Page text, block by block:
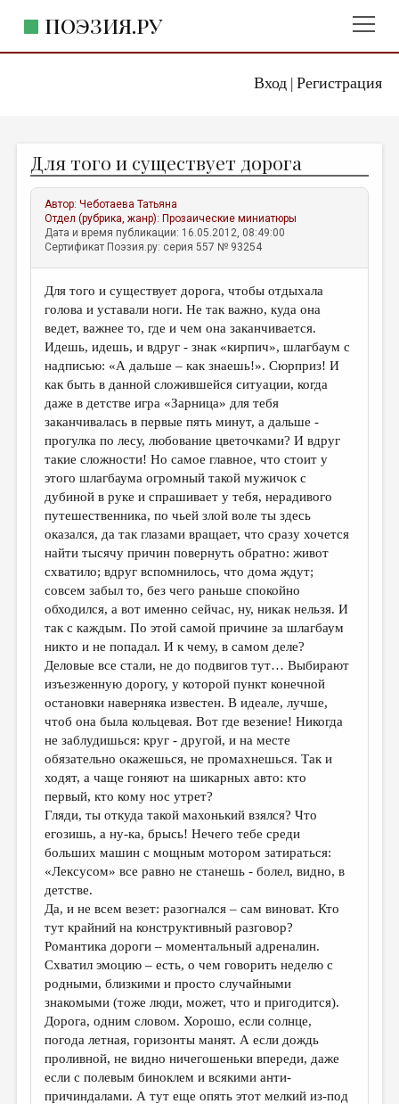
Вход| Регистрация
ПОЭЗИЯ.РУ
ЖАНРЫ
АВТОРЫ
КОММЕНТАРИИ
ЛИТСАЛОН
НОВОСТИ
ПРАВИЛА САЙТА
ОТДЕЛЫ И РУБРИКИ
ИЗБРАННОЕ
ДАЙДЖЕСТ
ПРОИЗВЕДЕНИЯ
ПЕРЕВОДЫ
КОНКУРСЫ
ДЕТСКАЯ КОМНАТА
КНИЖНАЯ ПОЛКА
ОБЗОР ЛИТЕРАТУРЫ
СТРАНИЦЫ ПАМЯТИ
ОБЪЯВЛЕНИЯ
КОЛОНКА РЕДАКТОРА
РЕДКОЛЛЕГИЯ
ОТ РЕДАКЦИИ
МАЛАЯ ПРОЗА
ЭССЕИСТИКА
ЛИТЕРАТУРОВЕДЕНИЕ
КУЛЬТУРОВЕДЕНИЕ
ПУБЛИЦИСТИКА
РЕЦЕНЗИРОВАНИЕ
ЦИКЛЫ ПУБЛИКАЦИЙ
ТРЕДИАКОВСКИЙ
МЕДИА
ВКОНТАКТЕ
Для того и существует дорога
Автор:Чеботаева Татьяна
Отдел (рубрика, жанр): Прозаические миниатюры
Дата и время публикации: 16.05.2012, 08:49:00
Сертификат Поэзия.ру: серия 557 № 93254
Для того и существует дорога, чтобы отдыхала
голова и уставали ноги. Не так важно, куда она
ведет, важнее то, где и чем она заканчивается.
Идешь, идешь, и вдруг - знак «кирпич», шлагбаум с
надписью: «А дальше – как знаешь!». Сюрприз! И
как быть в данной сложившейся ситуации, когда
даже в детстве игра «Зарница» для тебя
заканчивалась в первые пять минут, а дальше -
прогулка по лесу, любование цветочками? И вдруг
такие сложности! Но самое главное, что стоит у
этого шлагбаума огромный такой мужичок с
дубиной в руке и спрашивает у тебя, нерадивого
путешественника, по чьей злой воле ты здесь
оказался, да так глазами вращает, что сразу хочется
найти тысячу причин повернуть обратно: живот
схватило; вдруг вспомнилось, что дома ждут;
совсем забыл то, без чего раньше спокойно
обходился, а вот именно сейчас, ну, никак нельзя. И
так с каждым. По этой самой причине за шлагбаум
никто и не попадал. И к чему, в самом деле?
Деловые все стали, не до подвигов тут… Выбирают
изъезженную дорогу, у которой пункт конечной
остановки наверняка известен. В идеале, лучше,
чтоб она была кольцевая. Вот где везение! Никогда
не заблудишься: круг - другой, и на месте
обязательно окажешься, не промахнешься. Так и
ходят, а чаще гоняют на шикарных авто: кто
первый, кто кому нос утрет?
Гляди, ты откуда такой махонький взялся? Что
егозишь, а ну-ка, брысь! Нечего тебе среди
больших машин с мощным мотором затираться:
«Лексусом» все равно не станешь - болел, видно, в
детстве.
Да, и не всем везет: разогнался – сам виноват. Кто
тут крайний на конструктивный разговор?
Романтика дороги – моментальный адреналин.
Схватил эмоцию – есть, о чем говорить неделю с
родными, близкими и просто случайными
знакомыми (тоже люди, может, что и пригодится).
Дорога, одним словом. Хорошо, если солнце,
погода летная, горизонты манят. А если дождь
проливной, не видно ничегошеньки впереди, даже
если с полевым биноклем и всякими анти-
причиндалами. А тут еще опять этот мелкий из-под